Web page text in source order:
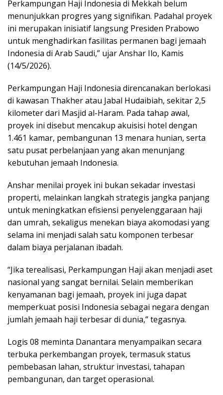
Perkampungan Haji Indonesia di Mekkah belum
menunjukkan progres yang signifikan. Padahal proyek
ini merupakan inisiatif langsung Presiden Prabowo
untuk menghadirkan fasilitas permanen bagi jemaah
Indonesia di Arab Saudi,” ujar Anshar Ilo, Kamis
(14/5/2026).
Perkampungan Haji Indonesia direncanakan berlokasi
di kawasan Thakher atau Jabal Hudaibiah, sekitar 2,5
kilometer dari Masjid al-Haram. Pada tahap awal,
proyek ini disebut mencakup akuisisi hotel dengan
1.461 kamar, pembangunan 13 menara hunian, serta
satu pusat perbelanjaan yang akan menunjang
kebutuhan jemaah Indonesia.
Anshar menilai proyek ini bukan sekadar investasi
properti, melainkan langkah strategis jangka panjang
untuk meningkatkan efisiensi penyelenggaraan haji
dan umrah, sekaligus menekan biaya akomodasi yang
selama ini menjadi salah satu komponen terbesar
dalam biaya perjalanan ibadah.
“Jika terealisasi, Perkampungan Haji akan menjadi aset
nasional yang sangat bernilai. Selain memberikan
kenyamanan bagi jemaah, proyek ini juga dapat
memperkuat posisi Indonesia sebagai negara dengan
jumlah jemaah haji terbesar di dunia,” tegasnya.
Logis 08 meminta Danantara menyampaikan secara
terbuka perkembangan proyek, termasuk status
pembebasan lahan, struktur investasi, tahapan
pembangunan, dan target operasional.